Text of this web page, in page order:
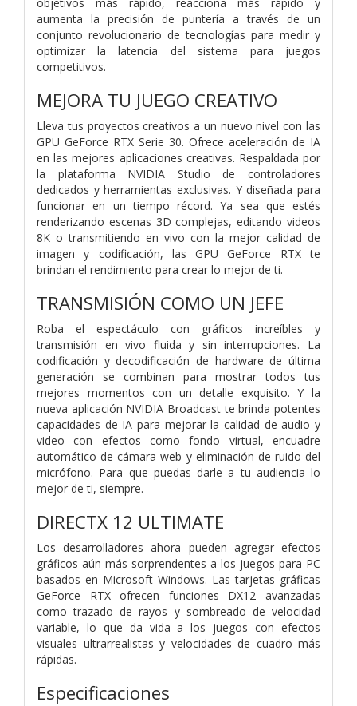
aumenta la precisión de puntería a través de un
conjunto revolucionario de tecnologías para medir y
optimizar la latencia del sistema para juegos
competitivos.
MEJORA TU JUEGO CREATIVO
Lleva tus proyectos creativos a un nuevo nivel con las
GPU GeForce RTX Serie 30. Ofrece aceleración de IA
en las mejores aplicaciones creativas. Respaldada por
la plataforma NVIDIA Studio de controladores
dedicados y herramientas exclusivas. Y diseñada para
funcionar en un tiempo récord. Ya sea que estés
renderizando escenas 3D complejas, editando videos
8K o transmitiendo en vivo con la mejor calidad de
imagen y codificación, las GPU GeForce RTX te
brindan el rendimiento para crear lo mejor de ti.
TRANSMISIÓN COMO UN JEFE
Roba el espectáculo con gráficos increíbles y
transmisión en vivo fluida y sin interrupciones. La
codificación y decodificación de hardware de última
generación se combinan para mostrar todos tus
mejores momentos con un detalle exquisito. Y la
nueva aplicación NVIDIA Broadcast te brinda potentes
capacidades de IA para mejorar la calidad de audio y
video con efectos como fondo virtual, encuadre
automático de cámara web y eliminación de ruido del
micrófono. Para que puedas darle a tu audiencia lo
mejor de ti, siempre.
DIRECTX 12 ULTIMATE
Los desarrolladores ahora pueden agregar efectos
gráficos aún más sorprendentes a los juegos para PC
basados ​​en Microsoft Windows. Las tarjetas gráficas
GeForce RTX ofrecen funciones DX12 avanzadas
como trazado de rayos y sombreado de velocidad
variable, lo que da vida a los juegos con efectos
visuales ultrarrealistas y velocidades de cuadro más
rápidas.
Especificaciones